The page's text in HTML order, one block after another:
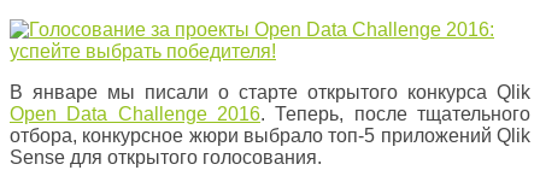
В январе мы писали о старте открытого конкурса Qlik
Open Data Challenge 2016. Теперь, после тщательного
отбора, конкурсное жюри выбрало топ-5 приложений Qlik
Sense для открытого голосования.